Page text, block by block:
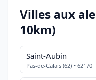
Villes aux
10km)
Saint-Aubin
Pas-de-Calais (62) • 62170